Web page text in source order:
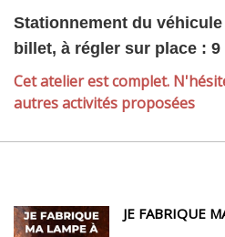
Stationnement du
billet, à régler sur place :
Cet atelier est complet.
autres activités proposées
JE FABRIQUE